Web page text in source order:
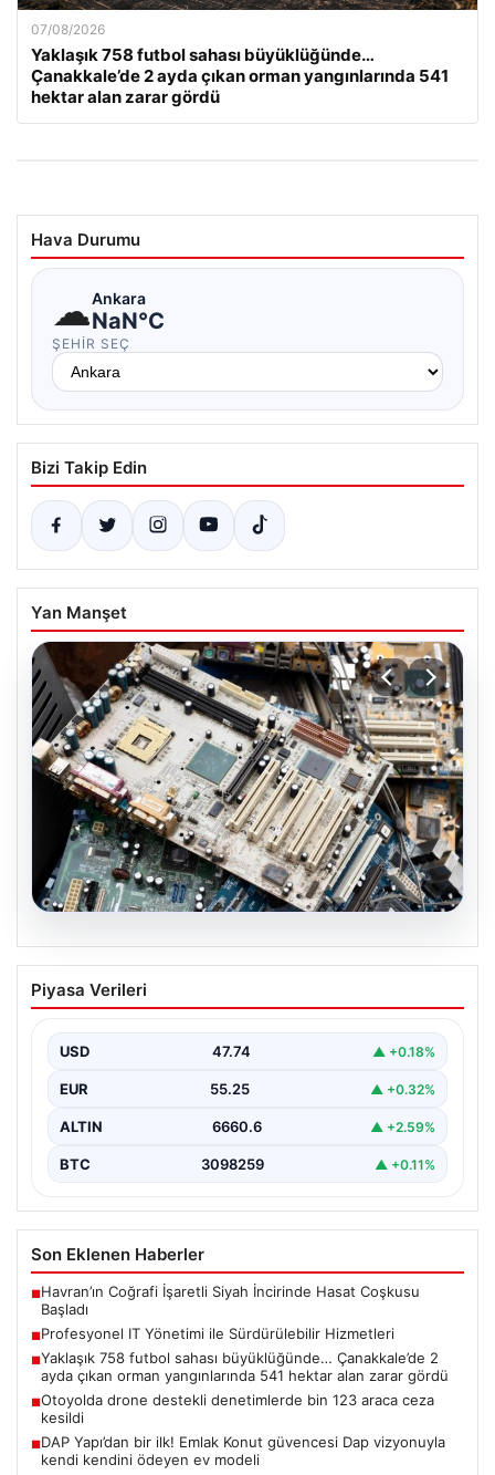
07/08/2026
Yaklaşık 758 futbol sahası büyüklüğünde…
Çanakkale’de 2 ayda çıkan orman yangınlarında 541
hektar alan zarar gördü
Hava Durumu
☁Ankara
NaN°C
ŞEHIR SEÇ
Bizi Takip Edin
Yan Manşet
08.08.2026
Profesyonel IT Yönetimi ile
Sürdürülebilir Hizmetleri
parklarını sürekli periyotlarla yenilemektedir. Bu
güncelleme operasyonlarında kenara…
Piyasa Verileri
USD 47.74 ▲ +0.18%
EUR 55.25 ▲ +0.32%
ALTIN 6660.6 ▲ +2.59%
BTC 3098259 ▲ +0.11%
Son Eklenen Haberler
■Havran’ın Coğrafi İşaretli Siyah İncirinde Hasat Coşkusu
Başladı
■Profesyonel IT Yönetimi ile Sürdürülebilir Hizmetleri
■Yaklaşık 758 futbol sahası büyüklüğünde… Çanakkale’de 2
ayda çıkan orman yangınlarında 541 hektar alan zarar gördü
■Otoyolda drone destekli denetimlerde bin 123 araca ceza
kesildi
■DAP Yapı’dan bir ilk! Emlak Konut güvencesi Dap vizyonuyla
kendi kendini ödeyen ev modeli